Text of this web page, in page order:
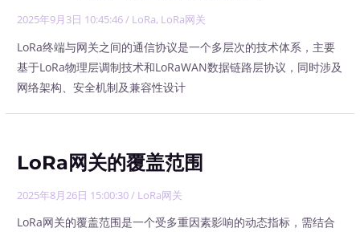
2025年9月3日 10:45:46/ LoRa, LoRa网关
LoRa终端与网关之间的通信协议是一个多层次的技术体系，主要
基于LoRa物理层调制技术和LoRaWAN数据链路层协议，同时涉及
网络架构、安全机制及兼容性设计
LoRa网关的覆盖范围
2025年8月26日 15:00:30 / LoRa网关
LoRa网关的覆盖范围是一个受多重因素影响的动态指标，需结合